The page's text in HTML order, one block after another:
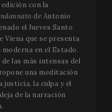
con la
de Antonio
el Jueves Santo
Viena que se presenta
en el Estado.
las más intensas del
una meditación
justicia, la culpa y el
de la narración